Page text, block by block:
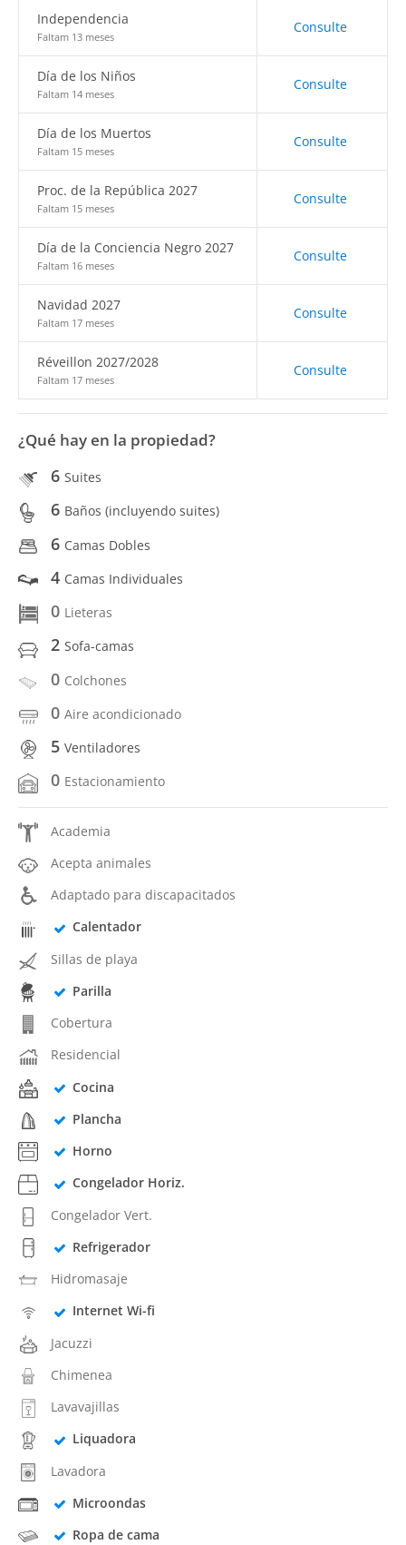
Independencia
Faltam 13 meses
Consulte
Día de los Niños
Faltam 14 meses
Consulte
Día de los Muertos
Faltam 15 meses
Consulte
Proc. de la República 2027
Faltam 15 meses
Consulte
Día de la Conciencia Negro 2027
Faltam 16 meses
Consulte
Navidad 2027
Faltam 17 meses
Consulte
Réveillon 2027/2028
Faltam 17 meses
Consulte
¿Qué hay en la propiedad?
6 Suites
6 Baños (incluyendo suites)
6 Camas Dobles
4 Camas Individuales
0 Lieteras
2 Sofa-camas
0 Colchones
0 Aire acondicionado
5 Ventiladores
0 Estacionamiento
Academia
Acepta animales
Adaptado para discapacitados
Calentador
Sillas de playa
Parilla
Cobertura
Residencial
Cocina
Plancha
Horno
Congelador Horiz.
Congelador Vert.
Refrigerador
Hidromasaje
Internet Wi-fi
Jacuzzi
Chimenea
Lavavajillas
Liquadora
Lavadora
Microondas
Ropa de cama